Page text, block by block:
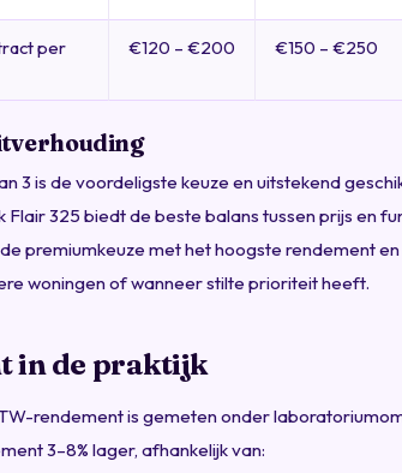
per
€120 – €200 €150 – €250
3 is de voordeligste keuze en uitstekend
Flair 325 biedt de beste balans tussen prijs en
premiumkeuze met het hoogste rendement
woningen of wanneer stilte prioriteit heeft.
in de praktijk
rendement is gemeten onder
3–8% lager, afhankelijk van: